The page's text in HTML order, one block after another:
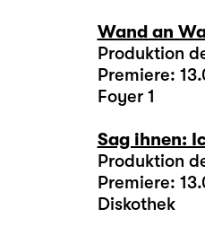
Wand an
Produktion
Premiere:
Foyer 1
Sag ihnen:
Produktion
Premiere:
Diskothek